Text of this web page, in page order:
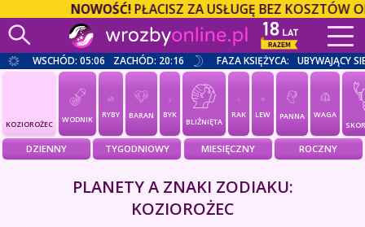
NOWOŚĆ!PŁACISZ ZA USŁUGĘ BEZ KOSZTÓW
WSCHÓD: 05:06 ZACHÓD: 20:16 FAZA KSIĘŻYCA: UBYWAJĄCY
KOZIOROŻEC WODNIK RYBY BARAN BYK
BLIŹNIĘTA
RAK LEW PANNA
WAGA
DZIENNY TYGODNIOWY MIESIĘCZNY ROCZNY
PLANETY A ZNAKI ZODIAKU:
KOZIOROŻEC